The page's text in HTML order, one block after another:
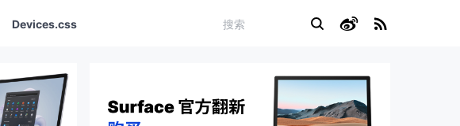
Devices.css